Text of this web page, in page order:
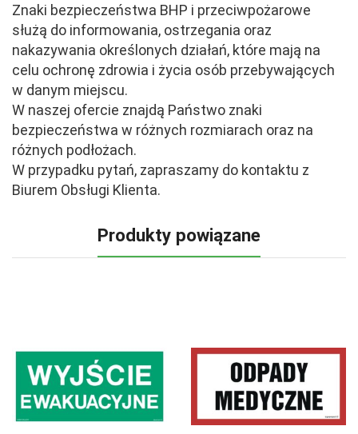
Znaki bezpieczeństwa BHP i przeciwpożarowe
służą do informowania, ostrzegania oraz
nakazywania określonych działań, które mają na
celu ochronę zdrowia i życia osób przebywających
w danym miejscu.
W naszej ofercie znajdą Państwo znaki
bezpieczeństwa w różnych rozmiarach oraz na
różnych podłożach.
W przypadku pytań, zapraszamy do kontaktu z
Biurem Obsługi Klienta.
Produkty powiązane